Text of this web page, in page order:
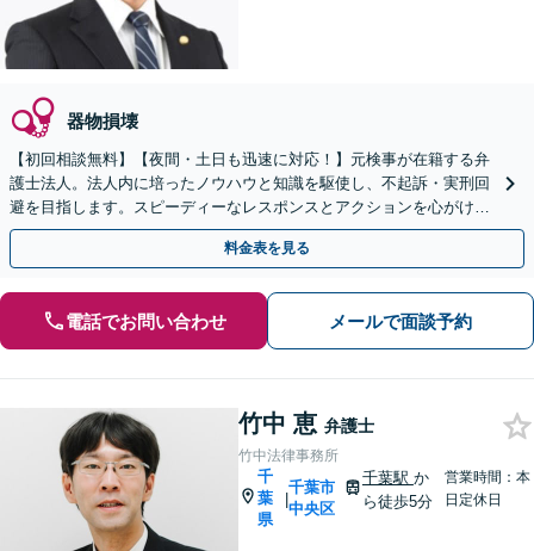
器物損壊
【初回相談無料】【夜間・土日も迅速に対応！】元検事が在籍する弁
護士法人。法人内に培ったノウハウと知識を駆使し、不起訴・実刑回
避を目指します。スピーディーなレスポンスとアクションを心がけ、
最善の解決を目指します【電話相談可】
料金表を見る
電話でお問い合わせ メールで面談予約
竹中 恵 弁護士
竹中法律事務所
千
葉
県
|
千葉市
中央区
千葉駅 か
ら徒歩5分
営業時間：本
日定休日